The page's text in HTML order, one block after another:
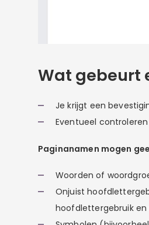
Wat gebeurt
Je krijgt een
Eventueel
Paginanamen mogen
Woorden of
Onjuist
hoofdlettergebruik